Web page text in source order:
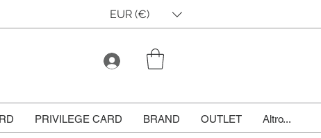
EUR (€)
PRIVILEGE CARD BRAND OUTLET Altro...